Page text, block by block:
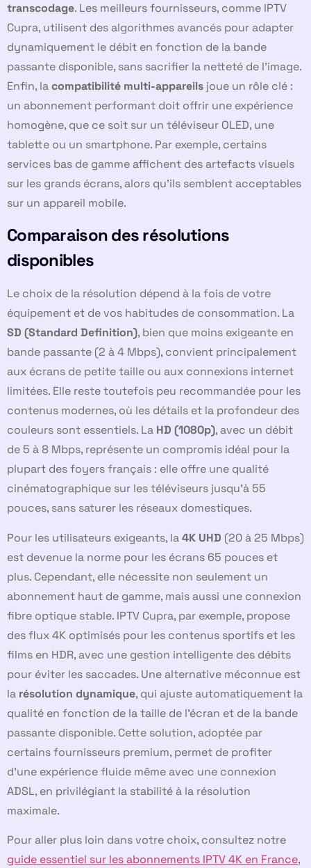
transcodage. Les meilleurs fournisseurs, comme IPTV
Cupra, utilisent des algorithmes avancés pour adapter
dynamiquement le débit en fonction de la bande
passante disponible, sans sacrifier la netteté de l’image.
Enfin, lacompatibilité multi-appareils joue un rôle clé :
un abonnement performant doit offrir une expérience
homogène, que ce soit sur un téléviseur OLED, une
tablette ou un smartphone. Par exemple, certains
services bas de gamme affichent des artefacts visuels
sur les grands écrans, alors qu’ils semblent acceptables
sur un appareil mobile.
Comparaison des résolutions
disponibles
Le choix de la résolution dépend à la fois de votre
équipement et de vos habitudes de consommation. La
SD (Standard Definition), bien que moins exigeante en
bande passante (2 à 4 Mbps), convient principalement
aux écrans de petite taille ou aux connexions internet
limitées. Elle reste toutefois peu recommandée pour les
contenus modernes, où les détails et la profondeur des
couleurs sont essentiels. La HD (1080p), avec un débit
de 5 à 8 Mbps, représente un compromis idéal pour la
plupart des foyers français : elle offre une qualité
cinématographique sur les téléviseurs jusqu’à 55
pouces, sans saturer les réseaux domestiques.
Pour les utilisateurs exigeants, la4K UHD (20 à 25 Mbps)
est devenue la norme pour les écrans 65 pouces et
plus. Cependant, elle nécessite non seulement un
abonnement haut de gamme, mais aussi une connexion
fibre optique stable. IPTV Cupra, par exemple, propose
des flux 4K optimisés pour les contenus sportifs et les
films en HDR, avec une gestion intelligente des débits
pour éviter les saccades. Une alternative méconnue est
la résolution dynamique, qui ajuste automatiquement la
qualité en fonction de la taille de l’écran et de la bande
passante disponible. Cette solution, adoptée par
certains fournisseurs premium, permet de profiter
d’une expérience fluide même avec une connexion
ADSL, en privilégiant la stabilité à la résolution
maximale.
Pour aller plus loin dans votre choix, consultez notre
guide essentiel sur les abonnements IPTV 4K en France,